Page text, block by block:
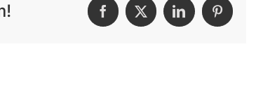
Facebook
X LinkedInPinterest